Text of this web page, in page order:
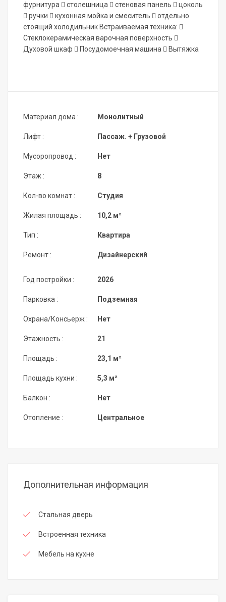
фурнитура  столешница  стеновая панель  цоколь
 ручки  кухонная мойка и смеситель  отдельно
стоящий холодильник Встраиваемая техника: 
Стеклокерамическая варочная поверхность 
Духовой шкаф  Посудомоечная машина  Вытяжка
Материал дома :
Лифт :
Мусоропровод :
Этаж :
Кол-во комнат :
Жилая площадь :
Тип :
Ремонт :
Монолитный
Пассаж. + Грузовой
Нет
8
Студия
10,2 м²
Квартира
Дизайнерский
Год постройки :
Парковка :
Охрана/Консьерж :
Этажность :
Площадь :
Площадь кухни :
Балкон :
Отопление :
2026
Подземная
Нет
21
23,1 м²
5,3 м²
Нет
Центральное
Дополнительная информация
Стальная дверь
Встроенная техника
Мебель на кухне